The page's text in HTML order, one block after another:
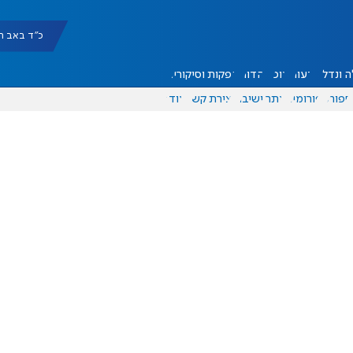
כ"ד באב תשפ"ו
ונדל"ן דעות אוכל יהדות הפקות וסיקורים
ספורט פורומים אתר ישיבה יצירת קשר עוד